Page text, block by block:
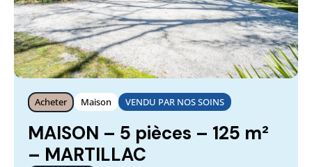
Acheter Maison VENDU PAR NOS SOINS
MAISON – 5 pièces – 125 m²
– MARTILLAC